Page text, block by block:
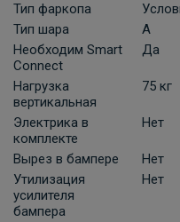
Комплект
ПОД
Тип фаркопа
Тип шара
A
Необходим Smart
Connect
Да
Нагрузка
вертикальная
75 кг
Электрика в
комплекте
Нет
Вырез в бампере
Нет
Утилизация
усилителя
бампера
Нет